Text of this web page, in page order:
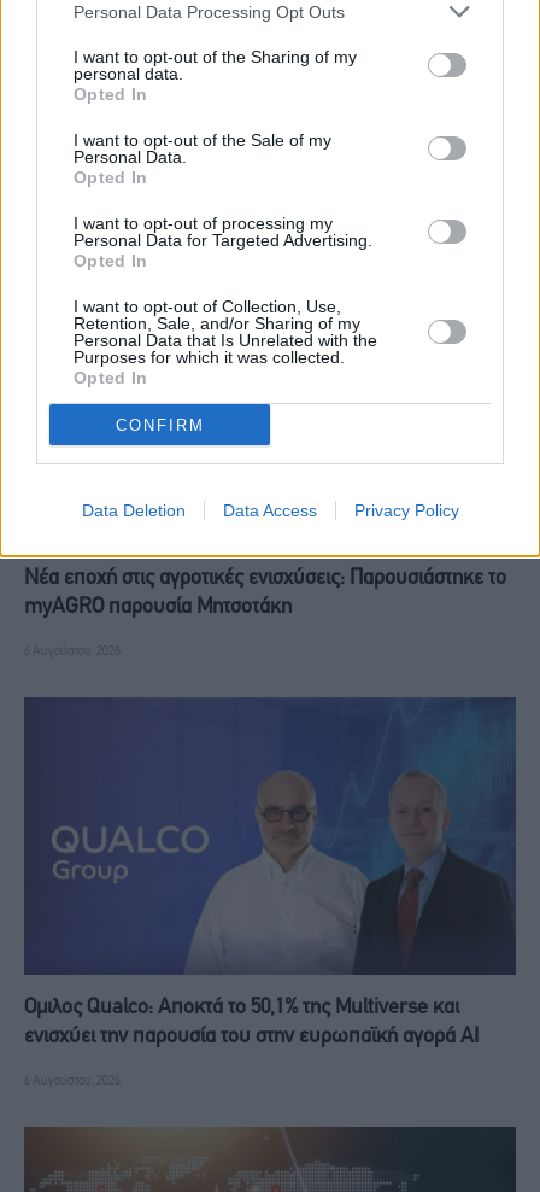
Personal Data Processing Opt Outs
I want to opt-out of the Sharing of my
personal data.
Opted In
I want to opt-out of the Sale of my
Personal Data.
Opted In
I want to opt-out of processing my
Personal Data for Targeted Advertising.
Opted In
I want to opt-out of Collection, Use,
Retention, Sale, and/or Sharing of my
Personal Data that Is Unrelated with the
Purposes for which it was collected.
Opted In
CONFIRM
Data Deletion Data Access Privacy Policy
κέρδη 559 εκατ. στο 6μηνο –
Έξτρα μέρισμα 100 εκατ.
εφαρμογής, από 1η
Τελωνεία
RELATEDPOSTS
Νέα εποχή στις αγροτικές ενισχύσεις: Παρουσιάστηκε το
myAGRO παρουσία Μητσοτάκη
6 Αυγούστου, 2026
Ομιλος Qualco: Αποκτά το 50,1% της Multiverse και
ενισχύει την παρουσία του στην ευρωπαϊκή αγορά ΑΙ
6 Αυγούστου, 2026